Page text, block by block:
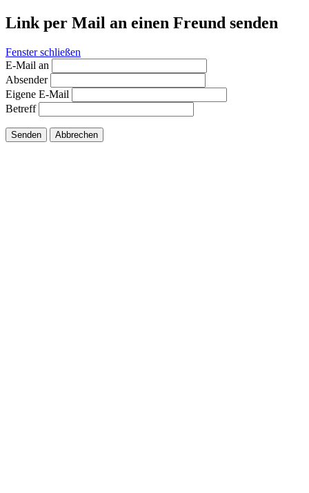
Link per Mail an einen Freund senden
Fenster schließen
E-Mail an
Absender
Eigene E-Mail
Betreff
Senden Abbrechen